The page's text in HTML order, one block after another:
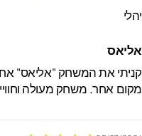
את המשחק "אליאס"
אחר. משחק מעולה